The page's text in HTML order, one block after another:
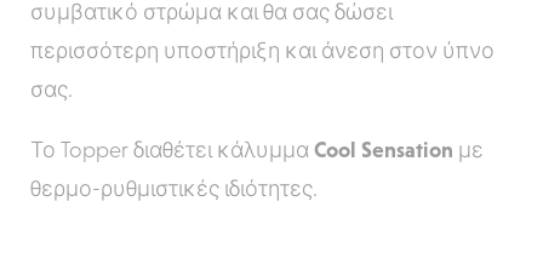
συμβατικό στρώμα και θα σας δώσει
περισσότερη υποστήριξη και άνεση στον ύπνο
σας.
Το Topper διαθέτει κάλυμμα Cool Sensation με
θερμο-ρυθμιστικές ιδιότητες.